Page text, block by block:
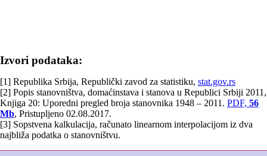
Izvori podataka:
[1] Republika Srbija, Republički zavod za statistiku, stat.gov.rs
[2] Popis stanovništva, domaćinstava i stanova u Republici Srbiji 2011,
Knjiga 20: Uporedni pregled broja stanovnika 1948 – 2011. PDF, 56
Mb, Pristupljeno 02.08.2017.
[3] Sopstvena kalkulacija, računato linearnom interpolacijom iz dva
najbliža podatka o stanovništvu.